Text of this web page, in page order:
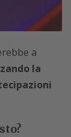
a
la